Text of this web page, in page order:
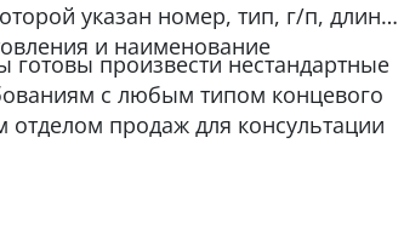
указан номер, тип, г/п, длина,
и наименование
произвести нестандартные
с любым типом концевого
продаж для консультации